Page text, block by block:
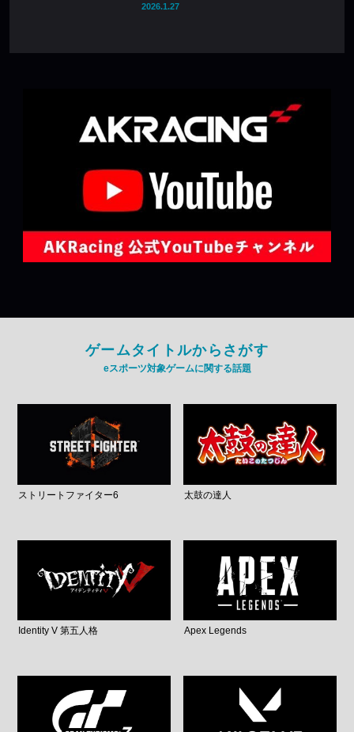
2026.1.27
ゲームタイトルからさがす
eスポーツ対象ゲームに関する話題
ストリートファイター6 太鼓の達人
Identity V 第五人格 Apex Legends